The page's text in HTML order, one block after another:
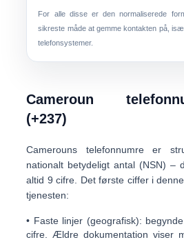
For alle disse er den normaliserede
sikreste måde at gemme kontakten på,
telefonsystemer.
Cameroun
(+237)
Camerouns telefonnumre er
nationalt betydeligt antal (NSN) –
altid 9 cifre . Det første ciffer i
tjenesten:
• Faste linjer (geografisk):
cifre. Ældre dokumentation viser